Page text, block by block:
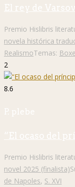
El rey de
Premio Hislibris
novela histórica
RealismoTemas:
2
8.6
P. plebe
“El ocaso del
Premio Hislibris
novel 2025 (finalista)
de Napoles, S. XVI